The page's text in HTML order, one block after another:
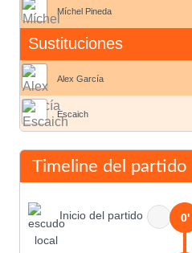
Míchel Pineda
Sustituciones
Alex García
Escaich
Timeline del partido
Inicio del partido 0'